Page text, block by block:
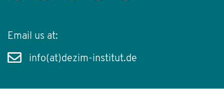
Email us at:
info(at)dezim-institut.de